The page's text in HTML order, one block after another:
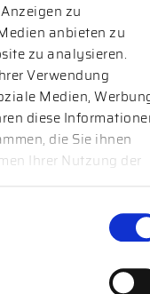
zu
anbieten zu
zu analysieren.
Verwendung
Medien,
diese
die Sie ihnen
Ihrer Nutzung der
Jahr möchten
nutzen, um
ernstgemeinte,